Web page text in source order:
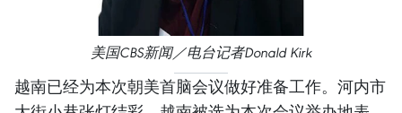
美国CBS新闻／电台记者Donald Kirk
越南已经为本次朝美首脑会议做好准备工作。河内市